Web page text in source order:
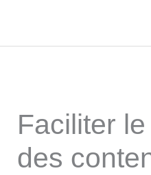
Faciliter
des